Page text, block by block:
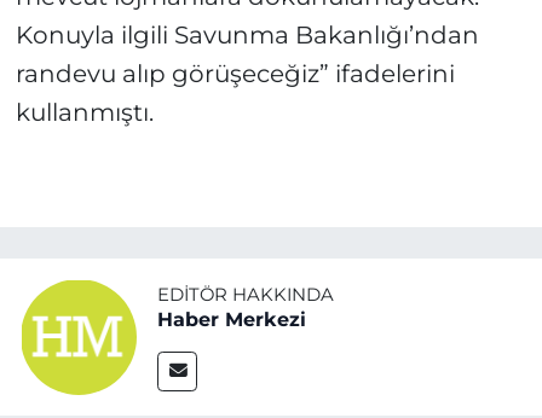
Konuyla ilgili Savunma Bakanlığı’ndan
randevu alıp görüşeceğiz” ifadelerini
kullanmıştı.
EDITÖR HAKKINDA
Haber Merkezi